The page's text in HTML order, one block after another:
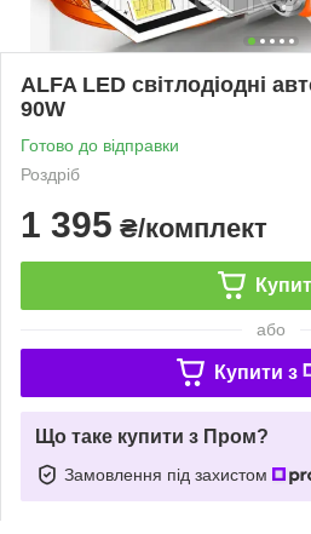
ALFA LED світлодіодні
90W
Готово до відправки
Роздріб
1 395 ₴/комплект
або
Купити з
Що таке купити з Пром?
Замовлення під захистом